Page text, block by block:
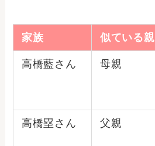
家族 似ている親
高橋藍さん 母親
高橋塁さん 父親